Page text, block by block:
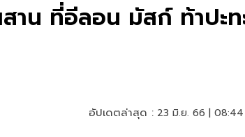
าน ที่อีลอน มัสก์ ท้าปะท
อัปเดตล่าสุด : 23 มิ.ย. 66 |